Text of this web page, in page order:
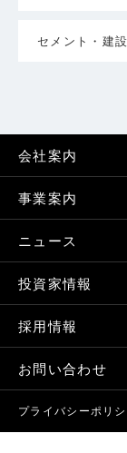
セメント・建
会社案内
事業案内
ニュース
投資家情報
採用情報
お問い合わせ
プライバシーポリ